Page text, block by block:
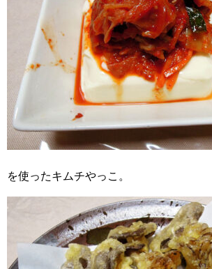
を使ったキムチやっこ。